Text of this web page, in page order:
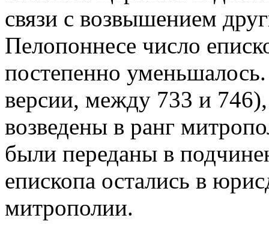
связи с возвышением
Пелопоннесе число
постепенно
версии, между 733 и
возведены в ранг
были переданы в
епископа остались в
митрополии.